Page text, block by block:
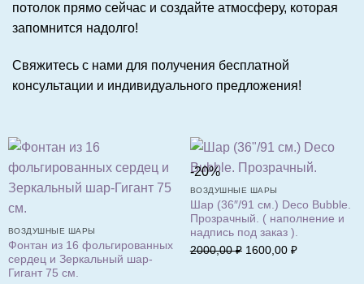
потолок прямо сейчас и создайте атмосферу, которая
запомнится надолго!
Свяжитесь с нами для получения бесплатной
консультации и индивидуального предложения!
ВОЗДУШНЫЕ ШАРЫ
Фонтан из 16 фольгированных
сердец и Зеркальный шар-
Гигант 75 см.
-20%
ВОЗДУШНЫЕ ШАРЫ
Шар (36″/91 см.) Deco Bubble.
Прозрачный. ( наполнение и
надпись под заказ ).
2000,00₽ Первоначальная
1600,00 ₽Текущая